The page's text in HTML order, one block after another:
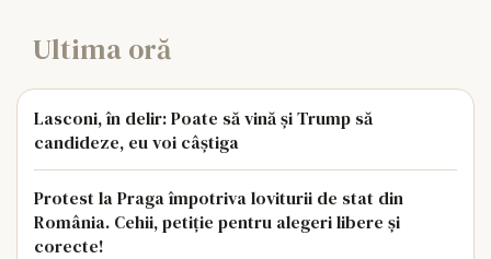
Ultima oră
Lasconi, în delir: Poate să vină și Trump să
candideze, eu voi câștiga
Protest la Praga împotriva loviturii de stat din
România. Cehii, petiție pentru alegeri libere și
corecte!